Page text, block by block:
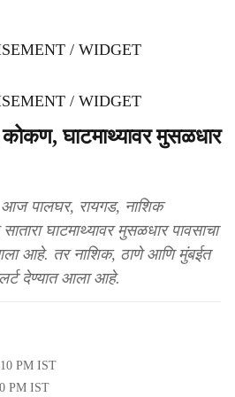
/ WIDGET
/ WIDGET
घाटमाथ्यावर मुसळधार
पालघर, रायगड, नाशिक
घाटमाथ्यावर मुसळधार पावसाचा
आहे. तर नाशिक, ठाणे आणि मुंबईत
देण्यात आला आहे.
PM IST
PM IST